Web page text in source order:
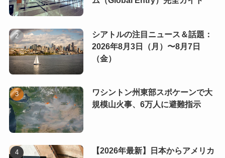
シアトルの注目ニュース＆話題：
2026年8月3日（月）〜8月7日
（金）
ワシントン州東部スポケーンで大
規模山火事、6万人に避難指示
【2026年最新】日本からアメリカ